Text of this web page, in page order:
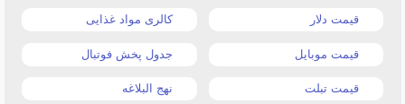
قیمت دلار کالری مواد غذایی
قیمت موبایل جدول پخش فوتبال
قیمت تبلت نهج البلاغه